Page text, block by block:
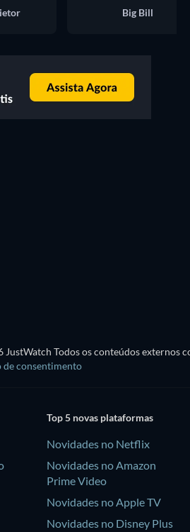
Big Bill
JustWatch Todos os conteúdos externos
de consentimento
Top 5 novas plataformas
Novidades no Netflix
Novidades no Amazon
Prime Video
Novidades no Apple TV
Novidades no Disney Plus